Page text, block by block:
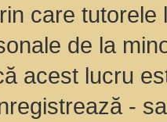
care
de la
acest lucru
-